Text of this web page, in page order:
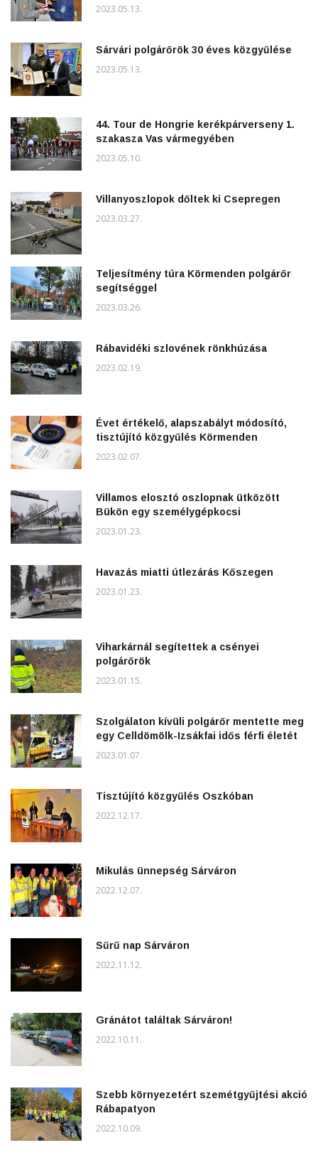
2023.05.13.
Sárvári polgárőrök 30 éves közgyűlése
2023.05.13.
44. Tour de Hongrie kerékpárverseny 1.
szakasza Vas vármegyében
2023.05.10.
Villanyoszlopok dőltek ki Csepregen
2023.03.27.
Teljesítmény túra Körmenden polgárőr
segítséggel
2023.03.26.
Rábavidéki szlovének rönkhúzása
2023.02.19.
Évet értékelő, alapszabályt módosító,
tisztújító közgyűlés Körmenden
2023.02.07.
Villamos elosztó oszlopnak ütközött
Bükön egy személygépkocsi
2023.01.23.
Havazás miatti útlezárás Kőszegen
2023.01.23.
Viharkárnál segítettek a csényei
polgárőrök
2023.01.15.
Szolgálaton kívüli polgárőr mentette meg
egy Celldömölk-Izsákfai idős férfi életét
2023.01.07.
Tisztújító közgyűlés Oszkóban
2022.12.17.
Mikulás ünnepség Sárváron
2022.12.07.
Sűrű nap Sárváron
2022.11.12.
Gránátot találtak Sárváron!
2022.10.11.
Szebb környezetért szemétgyűjtési akció
Rábapatyon
2022.10.09.